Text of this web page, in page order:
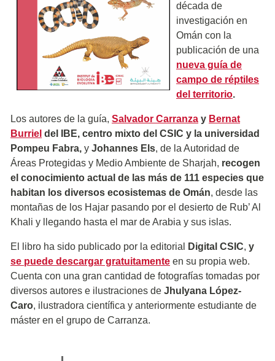
década de
investigación en
Omán con la
publicación de una
nueva guía de
campo de réptiles
del territorio.
Los autores de la guía, Salvador Carranza y Bernat
Burriel del IBE, centro mixto del CSIC y la universidad
Pompeu Fabra, y Johannes Els, de la Autoridad de
Áreas Protegidas y Medio Ambiente de Sharjah, recogen
el conocimiento actual de las más de 111 especies que
habitan los diversos ecosistemas de Omán, desde las
montañas de los Hajar pasando por el desierto de Rub’ Al
Khali y llegando hasta el mar de Arabia y sus islas.
El libro ha sido publicado por la editorial Digital CSIC, y
se puede descargar gratuitamente en su propia web.
Cuenta con una gran cantidad de fotografías tomadas por
diversos autores e ilustraciones de Jhulyana López-
Caro, ilustradora científica y anteriormente estudiante de
máster en el grupo de Carranza.